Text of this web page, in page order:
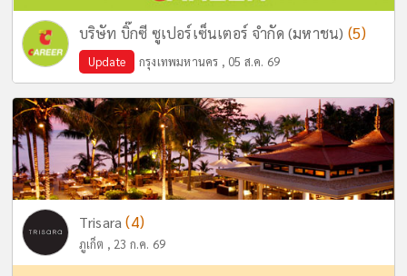
บริษัท บิ๊กซี ซูเปอร์เซ็นเตอร์ จำกัด (มหาชน) (5)
Update กรุงเทพมหานคร , 05 ส.ค. 69
Trisara(4)
ภูเก็ต , 23 ก.ค. 69